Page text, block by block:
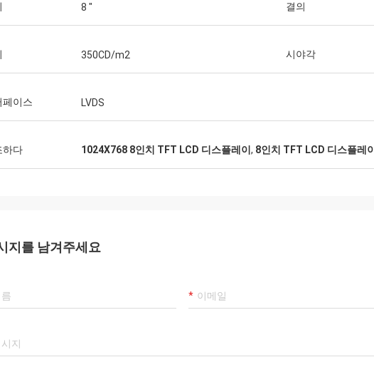
원형 디스플레이를 사용하기 시작
. 이제 우리는 제품을 통해 그것을
작업이 필요합니다. 하지만 이것은
지니어들의 작업입니다.질문이 있
으로 보입니다! 우리는 당신이
로 발견되어 행복합니다
8 " 결의
350CD/m2 시야각
페이스 LVDS
하다 1024X768 8인치 TFT LCD 디스플레이 , 8인치 TFT LCD 디스플레이
지를 남겨주세요